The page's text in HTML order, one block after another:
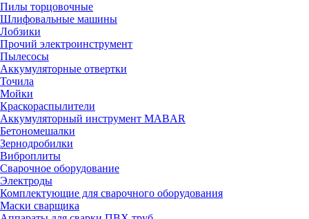
Пилы торцовочные
Шлифовальные машины
Лобзики
Прочий электроинструмент
Пылесосы
Аккумуляторные отвертки
Точила
Мойки
Краскораспылители
Аккумуляторный инструмент MABAR
Бетономешалки
Зернодробилки
Виброплиты
Сварочное оборудование
Электроды
Комплектующие для сварочного оборудования
Маски сварщика